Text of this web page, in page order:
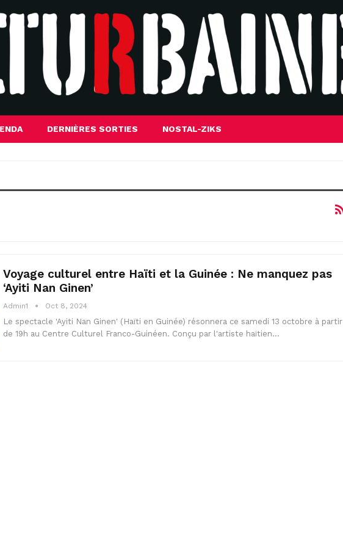
DERNIÈRES SORTIES NOSTAL-ZIKS
Voyage culturel entre Haïti et la Guinée : Ne manquez pas
‘Ayiti Nan Ginen’
Admin1 Oct 8, 2024
Le spectacle 'Ayiti Nan Ginen' (Haïti en Guinée) résonnera ce samedi 13 octobre à partir
de 19h au Centre Culturel Franco-Guinéen. Conçu par l'artiste haïtien…